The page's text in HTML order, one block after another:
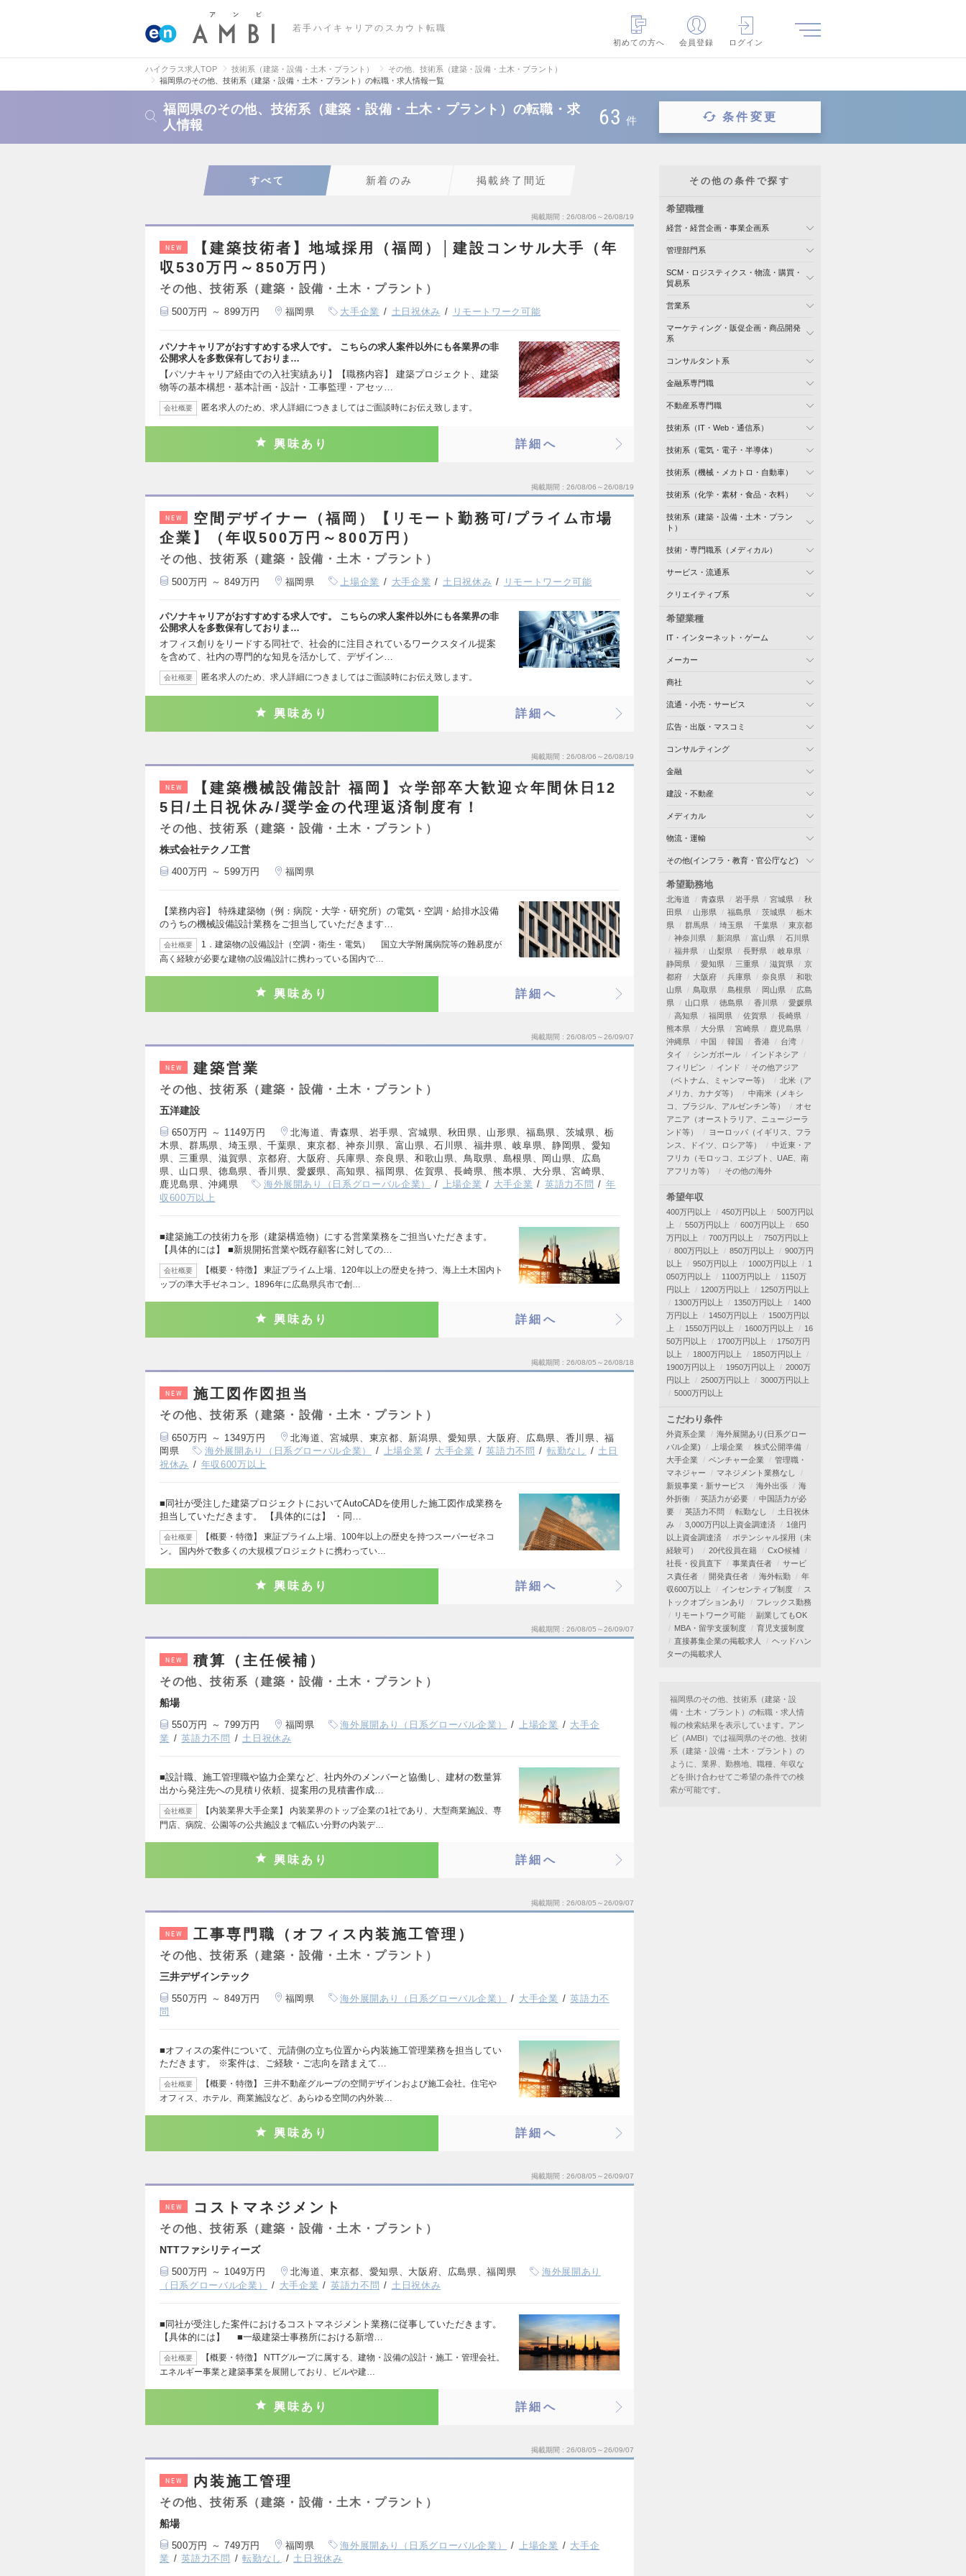
若手ハイキャリアのスカウト転職
初めての方へ
会員登録 ログイン
ハイクラス求人TOP 技術系（建築・設備・土木・プラント）
その他、技術系（建築・設備・土木・プラント）
福岡県のその他、技術系（建築・設備・土木・プラント）の転職・求人情報一覧
福岡県のその他、技術系（建築・設備・土木・プラント）の転職・求
人情報
63 件 条件変更
すべて 新着のみ 掲載終了間近
掲載期間 26/08/06～26/08/19
NEW
【建築技術者】地域採用（福岡）│建設コンサル大手（年
収530万円～850万円）
その他、技術系（建築・設備・土木・プラント）
500万円 ～ 899万円 福岡県 大手企業 土日祝休み リモートワーク可能
パソナキャリアがおすすめする求人です。 こちらの求人案件以外にも各業界の非
公開求人を多数保有しておりま…
【パソナキャリア経由での入社実績あり】【職務内容】 建築プロジェクト、建築
物等の基本構想・基本計画・設計・工事監理・アセッ…
会社概要 匿名求人のため、求人詳細につきましてはご面談時にお伝え致します。
興味あり 詳細へ
掲載期間 26/08/06～26/08/19
NEW
空間デザイナー（福岡）【リモート勤務可/プライム市場
企業】（年収500万円～800万円）
その他、技術系（建築・設備・土木・プラント）
500万円 ～ 849万円 福岡県 上場企業 大手企業 土日祝休み リモートワーク可能
パソナキャリアがおすすめする求人です。 こちらの求人案件以外にも各業界の非
公開求人を多数保有しておりま…
オフィス創りをリードする同社で、社会的に注目されているワークスタイル提案
を含めて、社内の専門的な知見を活かして、デザイン…
会社概要 匿名求人のため、求人詳細につきましてはご面談時にお伝え致します。
興味あり 詳細へ
掲載期間 26/08/06～26/08/19
NEW
【建築機械設備設計 福岡】☆学部卒大歓迎☆年間休日12
5日/土日祝休み/奨学金の代理返済制度有！
その他、技術系（建築・設備・土木・プラント）
株式会社テクノ工営
400万円 ～ 599万円 福岡県
【業務内容】 特殊建築物（例：病院・大学・研究所）の電気・空調・給排水設備
のうちの機械設備設計業務をご担当していただきます…
会社概要
1．建築物の設備設計（空調・衛生・電気） 国立大学附属病院等の難易度が
高く経験が必要な建物の設備設計に携わっている国内で…
興味あり 詳細へ
掲載期間 26/08/05～26/09/07
NEW 建築営業
その他、技術系（建築・設備・土木・プラント）
五洋建設
650万円 ～ 1149万円
北海道、青森県、岩手県、宮城県、秋田県、山形県、福島県、茨城県、栃
木県、群馬県、埼玉県、千葉県、東京都、神奈川県、富山県、石川県、福井県、岐阜県、静岡県、愛知
県、三重県、滋賀県、京都府、大阪府、兵庫県、奈良県、和歌山県、鳥取県、島根県、岡山県、広島
県、山口県、徳島県、香川県、愛媛県、高知県、福岡県、佐賀県、長崎県、熊本県、大分県、宮崎県、
鹿児島県、沖縄県
海外展開あり（日系グローバル企業） 上場企業 大手企業 英語力不問
年
収600万以上
■建築施工の技術力を形（建築構造物）にする営業業務をご担当いただきます。
【具体的には】 ■新規開拓営業や既存顧客に対しての…
会社概要
【概要・特徴】 東証プライム上場、120年以上の歴史を持つ、海上土木国内ト
ップの準大手ゼネコン。1896年に広島県呉市で創…
興味あり 詳細へ
掲載期間 26/08/05～26/08/18
NEW 施工図作図担当
その他、技術系（建築・設備・土木・プラント）
650万円 ～ 1349万円
北海道、宮城県、東京都、新潟県、愛知県、大阪府、広島県、香川県、福
岡県
海外展開あり（日系グローバル企業） 上場企業 大手企業 英語力不問 転勤なし
土日
祝休み
年収600万以上
■同社が受注した建築プロジェクトにおいてAutoCADを使用した施工図作成業務を
担当していただきます。 【具体的には】 ・同…
会社概要
【概要・特徴】 東証プライム上場、100年以上の歴史を持つスーパーゼネコ
ン。 国内外で数多くの大規模プロジェクトに携わってい…
興味あり 詳細へ
掲載期間 26/08/05～26/09/07
NEW 積算（主任候補）
その他、技術系（建築・設備・土木・プラント）
船場
550万円 ～ 799万円 福岡県 海外展開あり（日系グローバル企業） 上場企業
大手企
業
英語力不問 土日祝休み
■設計職、施工管理職や協力企業など、社内外のメンバーと協働し、建材の数量算
出から発注先への見積り依頼、提案用の見積書作成…
会社概要
【内装業界大手企業】 内装業界のトップ企業の1社であり、大型商業施設、専
門店、病院、公園等の公共施設まで幅広い分野の内装デ…
興味あり 詳細へ
掲載期間 26/08/05～26/09/07
NEW 工事専門職（オフィス内装施工管理）
その他、技術系（建築・設備・土木・プラント）
三井デザインテック
550万円 ～ 849万円 福岡県 海外展開あり（日系グローバル企業） 大手企業
英語力不
問
■オフィスの案件について、元請側の立ち位置から内装施工管理業務を担当してい
ただきます。 ※案件は、ご経験・ご志向を踏まえて…
会社概要
【概要・特徴】 三井不動産グループの空間デザインおよび施工会社。住宅や
オフィス、ホテル、商業施設など、あらゆる空間の内外装…
興味あり 詳細へ
掲載期間 26/08/05～26/09/07
NEW コストマネジメント
その他、技術系（建築・設備・土木・プラント）
NTTファシリティーズ
500万円 ～ 1049万円 北海道、東京都、愛知県、大阪府、広島県、福岡県
海外展開あり
（日系グローバル企業）
大手企業 英語力不問 土日祝休み
■同社が受注した案件におけるコストマネジメント業務に従事していただきます。
【具体的には】 ■一級建築士事務所における新増…
会社概要
【概要・特徴】 NTTグループに属する、建物・設備の設計・施工・管理会社。
エネルギー事業と建築事業を展開しており、ビルや建…
興味あり 詳細へ
掲載期間 26/08/05～26/09/07
NEW 内装施工管理
その他、技術系（建築・設備・土木・プラント）
船場
500万円 ～ 749万円 福岡県 海外展開あり（日系グローバル企業） 上場企業
大手企
業
英語力不問 転勤なし 土日祝休み
その他の条件で探す
希望職種
経営・経営企画・事業企画系
管理部門系
SCM・ロジスティクス・物流・購買・
貿易系
営業系
マーケティング・販促企画・商品開発
系
コンサルタント系
金融系専門職
不動産系専門職
技術系（IT・Web・通信系）
技術系（電気・電子・半導体）
技術系（機械・メカトロ・自動車）
技術系（化学・素材・食品・衣料）
技術系（建築・設備・土木・プラン
ト）
技術・専門職系（メディカル）
サービス・流通系
クリエイティブ系
希望業種
IT・インターネット・ゲーム
メーカー
商社
流通・小売・サービス
広告・出版・マスコミ
コンサルティング
金融
建設・不動産
メディカル
物流・運輸
その他(インフラ・教育・官公庁など)
希望勤務地
北海道 青森県 岩手県 宮城県
秋
田県
山形県 福島県 茨城県
栃木
県
群馬県 埼玉県 千葉県
東京都
神奈川県
新潟県 富山県
石川県
福井県
山梨県 長野県
岐阜県
静岡県
愛知県 三重県 滋賀県
京
都府
大阪府 兵庫県 奈良県
和歌
山県
鳥取県 島根県 岡山県
広島
県
山口県 徳島県 香川県
愛媛県
高知県
福岡県 佐賀県
長崎県
熊本県
大分県 宮崎県
鹿児島県
沖縄県
中国 韓国 香港
台湾
タイ
シンガポール
インドネシア
フィリピン
インド
その他アジア
（ベトナム、ミャンマー等）
北米（ア
メリカ、カナダ等）
中南米（メキシ
コ、ブラジル、アルゼンチン等）
オセ
アニア（オーストラリア、ニュージーラ
ンド等）
ヨーロッパ（イギリス、フラ
ンス、ドイツ、ロシア等）
中近東・ア
フリカ（モロッコ、エジプト、UAE、南
アフリカ等）
その他の海外
希望年収
400万円以上 450万円以上
500万円以
上
550万円以上 600万円以上
650
万円以上
700万円以上
750万円以上
800万円以上
850万円以上
900万円
以上
950万円以上 1000万円以上
1
050万円以上
1100万円以上
1150万
円以上
1200万円以上
1250万円以上
1300万円以上
1350万円以上
1400
万円以上
1450万円以上
1500万円以
上
1550万円以上 1600万円以上
16
50万円以上
1700万円以上
1750万円
以上
1800万円以上
1850万円以上
1900万円以上
1950万円以上
2000万
円以上
2500万円以上
3000万円以上
5000万円以上
こだわり条件
外資系企業
海外展開あり(日系グロー
バル企業)
上場企業
株式公開準備
大手企業
ベンチャー企業
管理職・
マネジャー
マネジメント業務なし
新規事業・新サービス
海外出張
海
外折衝
英語力が必要
中国語力が必
要
英語力不問 転勤なし
土日祝休
み
3,000万円以上資金調達済
1億円
以上資金調達済
ポテンシャル採用（未
経験可）
20代役員在籍
CxO候補
社長・役員直下
事業責任者
サービ
ス責任者
開発責任者 海外転勤
年
収600万以上
インセンティブ制度
ス
トックオプションあり
フレックス勤務
リモートワーク可能
副業してもOK
MBA・留学支援制度
育児支援制度
直接募集企業の掲載求人
ヘッドハン
ターの掲載求人
福岡県のその他、技術系（建築・設
備・土木・プラント）の転職・求人情
報の検索結果を表示しています。アン
ビ（AMBI）では福岡県のその他、技術
系（建築・設備・土木・プラント）の
ように、業界、勤務地、職種、年収な
どを掛け合わせてご希望の条件での検
索が可能です。